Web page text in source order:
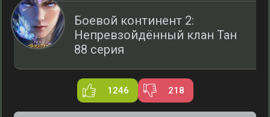
Боевой континент 2:
Непревзойдённый клан Тан
88 серия
1246 218